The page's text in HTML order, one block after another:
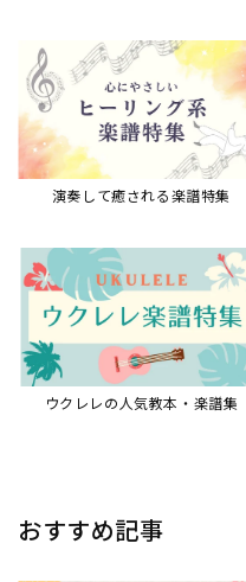
演奏して癒される楽譜特集
ウクレレの人気教本・楽譜集
おすすめ記事